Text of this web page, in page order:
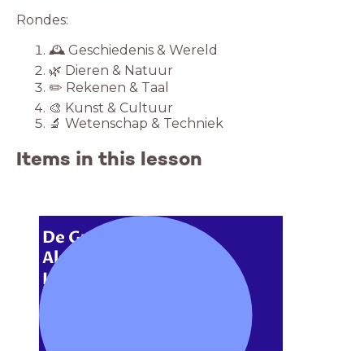
Rondes:
🕰️ Geschiedenis & Wereld
🌿 Dieren & Natuur
✏️ Rekenen & Taal
🎨 Kunst & Cultuur
🔬 Wetenschap & Techniek
Items in this lesson
De Grote
Algemene
Kennis Quiz